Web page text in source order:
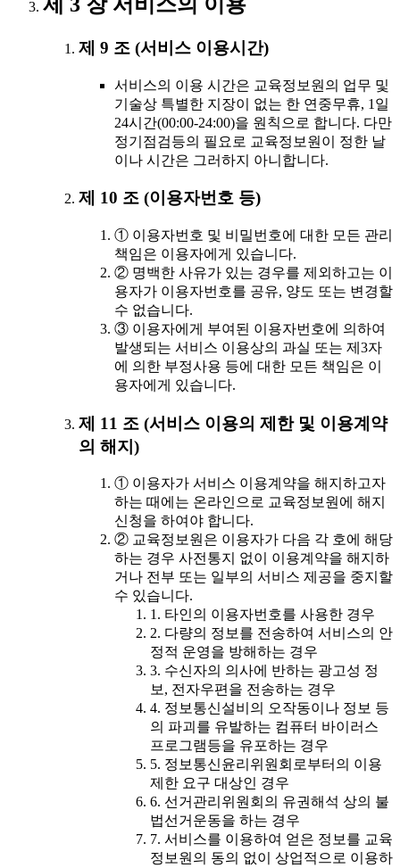
제 9 조 (서비스 이용시간)
서비스의 이용 시간은 교육정보원의 업무 및
기술상 특별한 지장이 없는 한 연중무휴, 1일
24시간(00:00-24:00)을 원칙으로 합니다. 다만
정기점검등의 필요로 교육정보원이 정한 날
이나 시간은 그러하지 아니합니다.
제 10 조 (이용자번호 등)
① 이용자번호 및 비밀번호에 대한 모든 관리
책임은 이용자에게 있습니다.
② 명백한 사유가 있는 경우를 제외하고는 이
용자가 이용자번호를 공유, 양도 또는 변경할
수 없습니다.
③ 이용자에게 부여된 이용자번호에 의하여
발생되는 서비스 이용상의 과실 또는 제3자
에 의한 부정사용 등에 대한 모든 책임은 이
용자에게 있습니다.
제 11 조 (서비스 이용의 제한 및 이용계약
의 해지)
① 이용자가 서비스 이용계약을 해지하고자
하는 때에는 온라인으로 교육정보원에 해지
신청을 하여야 합니다.
② 교육정보원은 이용자가 다음 각 호에 해당
하는 경우 사전통지 없이 이용계약을 해지하
거나 전부 또는 일부의 서비스 제공을 중지할
수 있습니다.
1. 타인의 이용자번호를 사용한 경우
2. 다량의 정보를 전송하여 서비스의 안
정적 운영을 방해하는 경우
3. 수신자의 의사에 반하는 광고성 정
보, 전자우편을 전송하는 경우
4. 정보통신설비의 오작동이나 정보 등
의 파괴를 유발하는 컴퓨터 바이러스
프로그램등을 유포하는 경우
5. 정보통신윤리위원회로부터의 이용
제한 요구 대상인 경우
6. 선거관리위원회의 유권해석 상의 불
법선거운동을 하는 경우
7. 서비스를 이용하여 얻은 정보를 교육
정보원의 동의 없이 상업적으로 이용하